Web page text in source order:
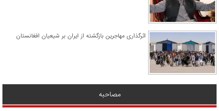
اثرگذاری مهاجرین بازگشته از ایران بر شیعیان افغانستان
مصاحبه